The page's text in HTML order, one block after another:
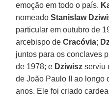
emoção em todo o país.
nomeadoStanislaw
particular em outubro de
arcebispo deCracóvia;
juntos para os conclaves
de 1978; e Dziwisz serviu
de João Paulo II ao longo
anos. Ele foi criado